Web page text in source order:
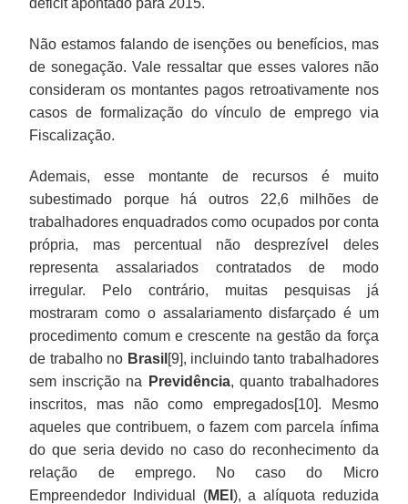
Não estamos falando de isenções ou benefícios, mas
de sonegação. Vale ressaltar que esses valores não
consideram os montantes pagos retroativamente nos
casos de formalização do vínculo de emprego via
Fiscalização.
Ademais, esse montante de recursos é muito
subestimado porque há outros 22,6 milhões de
trabalhadores enquadrados como ocupados por conta
própria, mas percentual não desprezível deles
representa assalariados contratados de modo
irregular. Pelo contrário, muitas pesquisas já
mostraram como o assalariamento disfarçado é um
procedimento comum e crescente na gestão da força
de trabalho no Brasil [9], incluindo tanto trabalhadores
sem inscrição na
Previdência, quanto trabalhadores
inscritos, mas não como empregados[10]. Mesmo
aqueles que contribuem, o fazem com parcela ínfima
do que seria devido no caso do reconhecimento da
relação de emprego. No caso do Micro
Empreendedor Individual (MEI ), a alíquota reduzida